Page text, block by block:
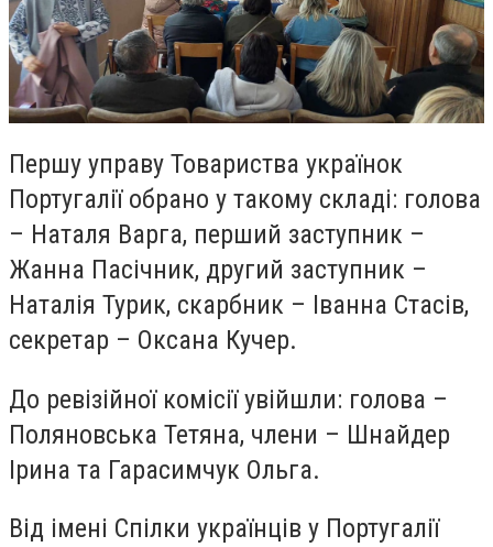
Першу управу Товариства українок
Португалії обрано у такому складі: голова
– Наталя Варга, перший заступник –
Жанна Пасічник, другий заступник –
Наталія Турик, скарбник – Іванна Стасів,
секретар – Оксана Кучер.
До ревізійної комісії увійшли: голова –
Поляновська Тетяна, члени – Шнайдер
Ірина та Гарасимчук Ольга.
Від імені Спілки українців у Португалії